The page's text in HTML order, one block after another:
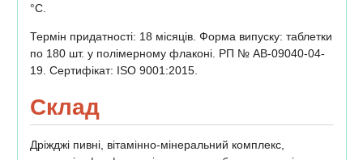
°С.
Термін придатності: 18 місяців. Форма випуску: таблетки
по 180 шт. у полімерному флаконі. РП № АВ-09040-04-
19. Сертифікат: ISO 9001:2015.
Склад
Дріжджі пивні, вітамінно-мінеральний комплекс,